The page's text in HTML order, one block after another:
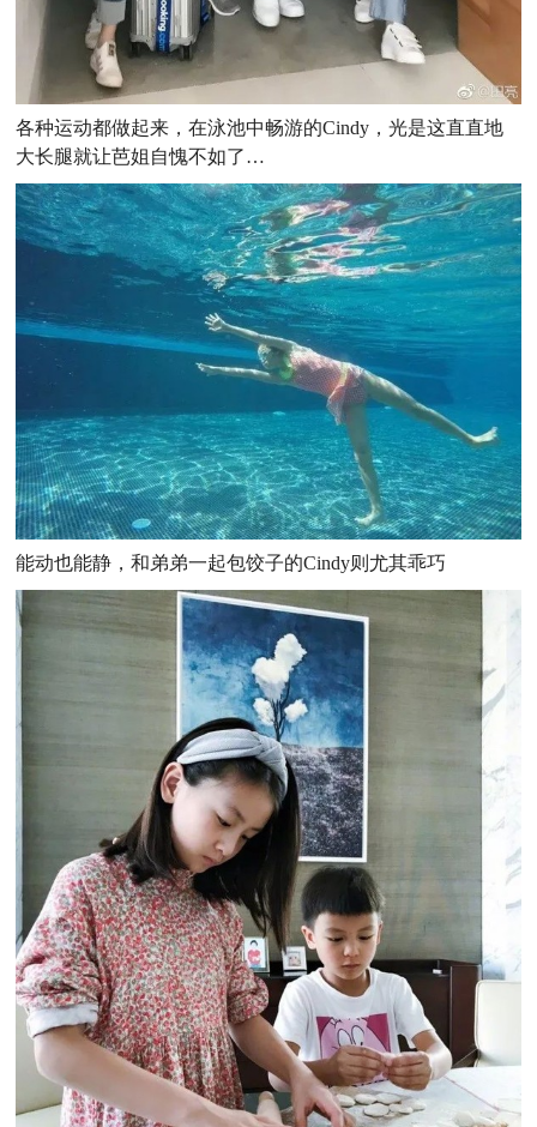
各种运动都做起来，在泳池中畅游的Cindy，光是这直直地
大长腿就让芭姐自愧不如了…
能动也能静，和弟弟一起包饺子的Cindy则尤其乖巧